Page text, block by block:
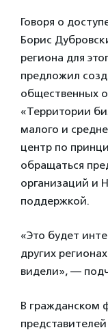
Говоря о
Борис
региона для
предложил
общественных
«Территории
малого и
центр по
обращаться
организаций и
поддержкой.
«Это будет
других
видели», —
В гражданском